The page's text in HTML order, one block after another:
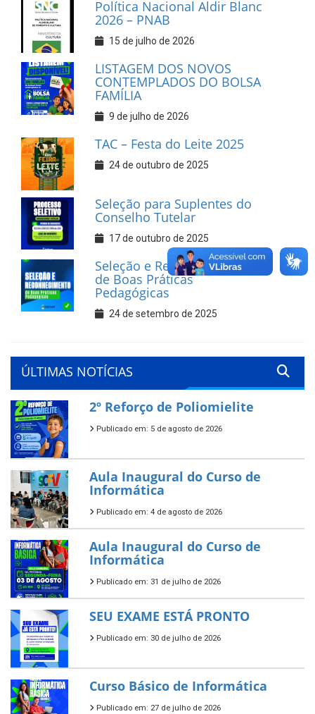
Política Nacional Aldir Blanc
2026 – PNAB
15 de julho de 2026
LISTAGEM DOS NOVOS
CONTEMPLADOS DO BOLSA
FAMÍLIA
9 de julho de 2026
TAC – Festa do Leite 2025
24 de outubro de 2025
Seleção para Suplentes do
Conselho Tutelar
17 de outubro de 2025
Seleção e Reconhecimento
de Boas Práticas
Pedagógicas
24 de setembro de 2025
ÚLTIMAS NOTÍCIAS
2º Reforço de Poliomielite
Publicado em: 5 de agosto de 2026
Aula Inaugural do Curso de
Informática
Publicado em: 4 de agosto de 2026
Aula Inaugural do Curso de
Informática
Publicado em: 31 de julho de 2026
SEU EXAME ESTÁ PRONTO
Publicado em: 30 de julho de 2026
Curso Básico de Informática
Publicado em: 27 de julho de 2026